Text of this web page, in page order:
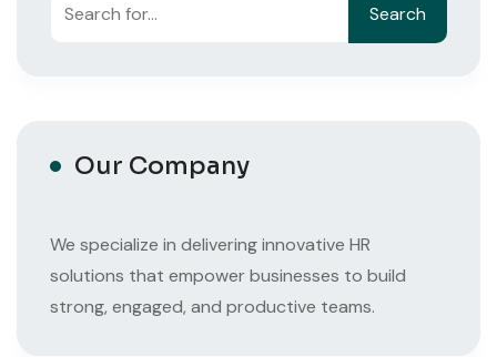
Search
Our Company
We specialize in delivering innovative HR
solutions that empower businesses to build
strong, engaged, and productive teams.